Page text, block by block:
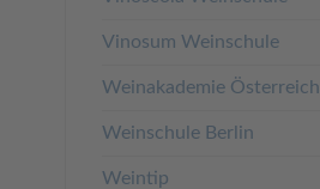
Vinosum Weinschule
Weinakademie Österreich
Weinschule Berlin
Weintip